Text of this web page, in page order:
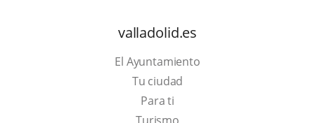
valladolid.es
El Ayuntamiento
Tu ciudad
Para ti
This